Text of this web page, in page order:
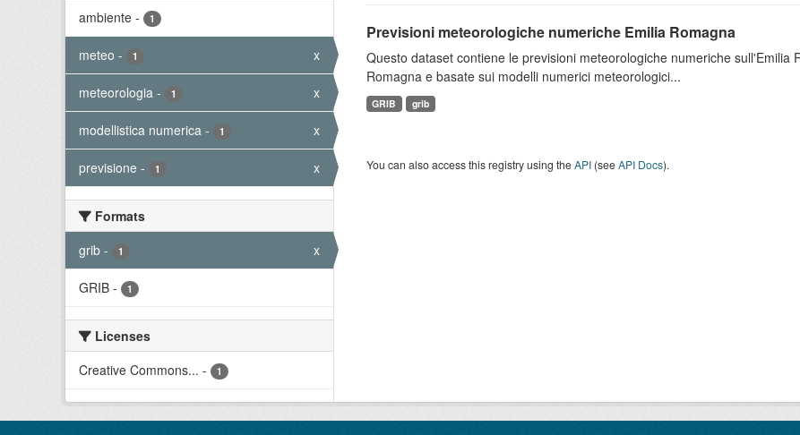
ambiente - 1
meteo - 1 x
meteorologia - 1 x
modellistica numerica - 1 x
previsione - 1 x
Formats
grib - 1 x
GRIB - 1
Licenses
Creative Commons... - 1
Previsioni meteorologiche numeriche Emilia Romagna
Questo dataset contiene le previsioni meteorologiche numeriche
Romagna e basate sui modelli numerici meteorologici...
GRIB grib
You can also access this registry using theAPI(seeAPI Docs).